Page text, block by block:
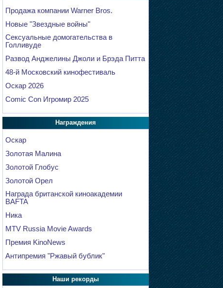
Продажа компании Warner Bros.
Новые "Звездные войны"
Сексуальные домогательства в
Голливуде
Развод Анджелины Джоли и Брэда Питта
48-й Московский кинофестиваль
Оскар 2026
Comic Con Игромир 2025
Награждения
Оскар
Золотая Малина
Золотой Глобус
Золотой Орел
Награда британской киноакадемии
BAFTA
Ника
MTV Russia Movie Awards
Премия KinoNews
Антипремия "Ржавый бублик"
Наши рекорды